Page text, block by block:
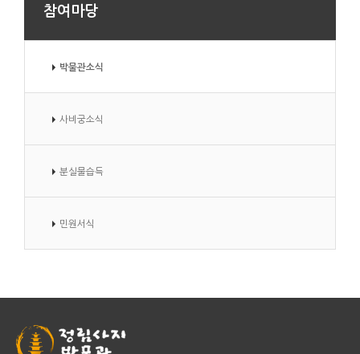
참여마당
박물관소식
사비궁소식
분실물습득
민원서식